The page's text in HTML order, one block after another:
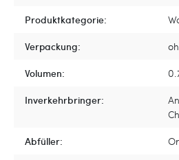
Produktkategorie:
Verpackung:
Volumen:
Inverkehrbringer:
Abfüller: